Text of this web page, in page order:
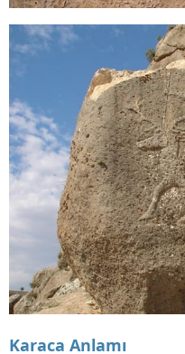
Karaca Anlamı